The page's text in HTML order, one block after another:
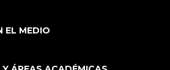
EL MEDIO